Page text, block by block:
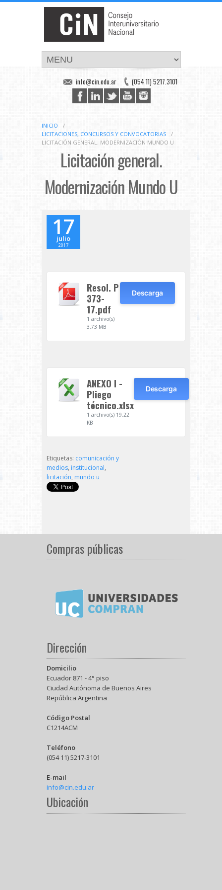
(054 11) 5217.3101
info@cin.edu.ar
INICIO
/
LICITACIONES, CONCURSOS Y CONVOCATORIAS
/
LICITACIÓN GENERAL. MODERNIZACIÓN MUNDO U
Licitación general.
Modernización Mundo U
17
julio
2017
Resol. P
373-
17.pdf
1 archivo(s)
3.73 MB
Descarga
ANEXO I -
Pliego
técnico.xlsx
1 archivo(s) 19.22
KB
Descarga
Etiquetas: comunicación y
medios, institucional,
licitación, mundo u
Compras públicas
Dirección
Domicilio
Ecuador 871 - 4° piso
Ciudad Autónoma de Buenos Aires
República Argentina
Código Postal
C1214ACM
Teléfono
(054 11) 5217-3101
E-mail
info@cin.edu.ar
Ubicación